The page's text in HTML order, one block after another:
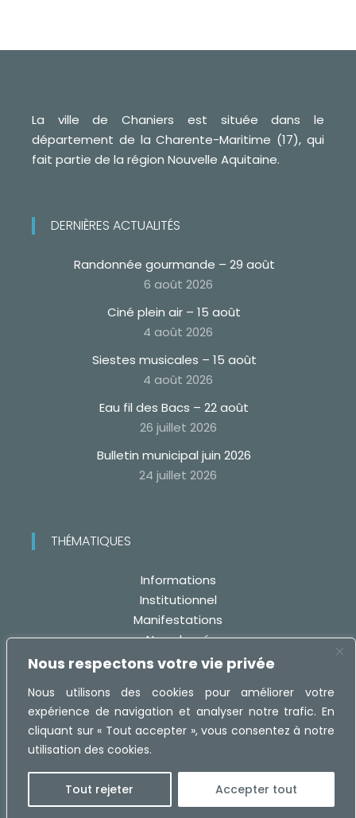
Nous respectons votre vie privée
Nous utilisons des cookies pour améliorer votre
expérience de navigation et analyser notre trafic. En
cliquant sur « Tout accepter », vous consentez à notre
utilisation des cookies.
Tout rejeter Accepter tout
La ville de Chaniers est située dans le
département de la Charente-Maritime (17), qui
fait partie de la région Nouvelle Aquitaine.
DERNIÈRES ACTUALITÉS
Randonnée gourmande – 29 août
6 août 2026
Ciné plein air – 15 août
4 août 2026
Siestes musicales – 15 août
4 août 2026
Eau fil des Bacs – 22 août
26 juillet 2026
Bulletin municipal juin 2026
24 juillet 2026
THÉMATIQUES
Informations
Institutionnel
Manifestations
Non classé
Travaux
Protection des Données Personnelles (RGPD)